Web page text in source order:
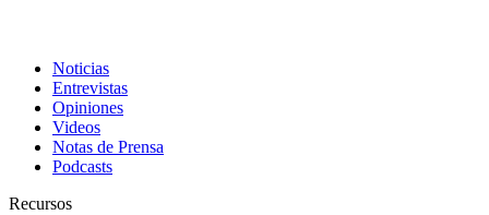
Noticias
Entrevistas
Opiniones
Videos
Notas de Prensa
Podcasts
Recursos